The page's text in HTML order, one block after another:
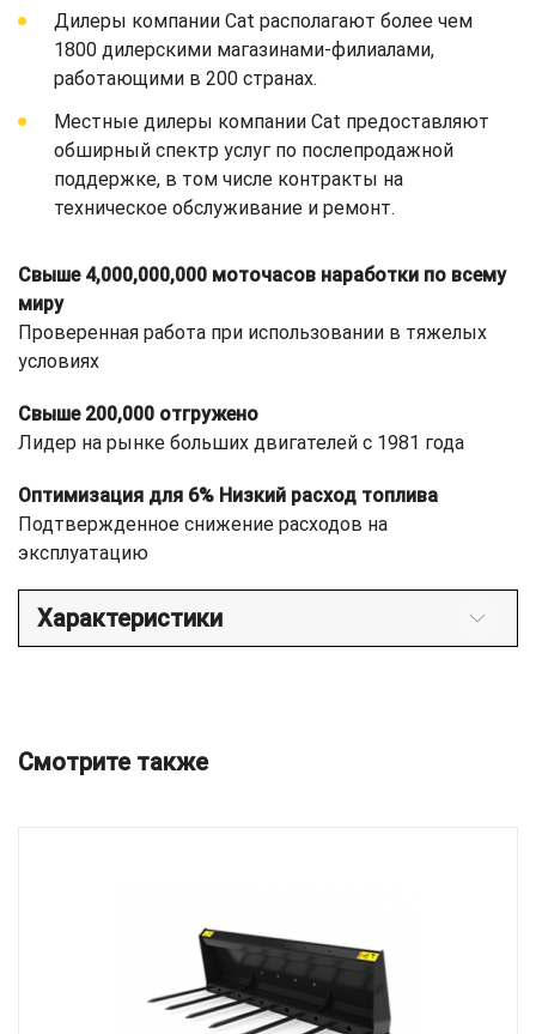
Дилеры компании Cat располагают более чем
1800 дилерскими магазинами-филиалами,
работающими в 200 странах.
Местные дилеры компании Cat предоставляют
обширный спектр услуг по послепродажной
поддержке, в том числе контракты на
техническое обслуживание и ремонт.
Свыше 4,000,000,000 моточасов наработки по всему
миру
Проверенная работа при использовании в тяжелых
условиях
Свыше 200,000 отгружено
Лидер на рынке больших двигателей с 1981 года
Оптимизация для 6% Низкий расход топлива
Подтвержденное снижение расходов на
эксплуатацию
Характеристики
Смотрите также